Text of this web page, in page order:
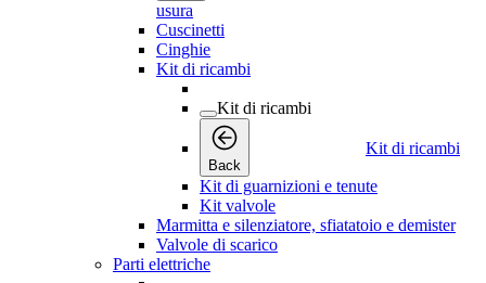
usura
Cuscinetti
Cinghie
Kit di ricambi
Kit di ricambi
Back
Kit di ricambi
Kit di guarnizioni e tenute
Kit valvole
Marmitta e silenziatore, sfiatatoio e demister
Valvole di scarico
Parti elettriche